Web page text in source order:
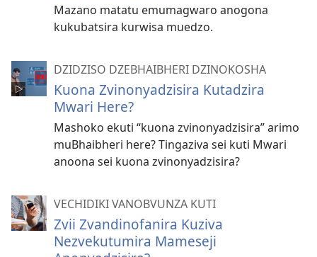
Mazano matatu emumagwaro anogona
kukubatsira kurwisa muedzo.
DZIDZISO DZEBHAIBHERI DZINOKOSHA
Kuona Zvinonyadzisira Kutadzira
Mwari Here?
Mashoko ekuti “kuona zvinonyadzisira” arimo
muBhaibheri here? Tingaziva sei kuti Mwari
anoona sei kuona zvinonyadzisira?
VECHIDIKI VANOBVUNZA KUTI
Zvii Zvandinofanira Kuziva
Nezvekutumira Mameseji